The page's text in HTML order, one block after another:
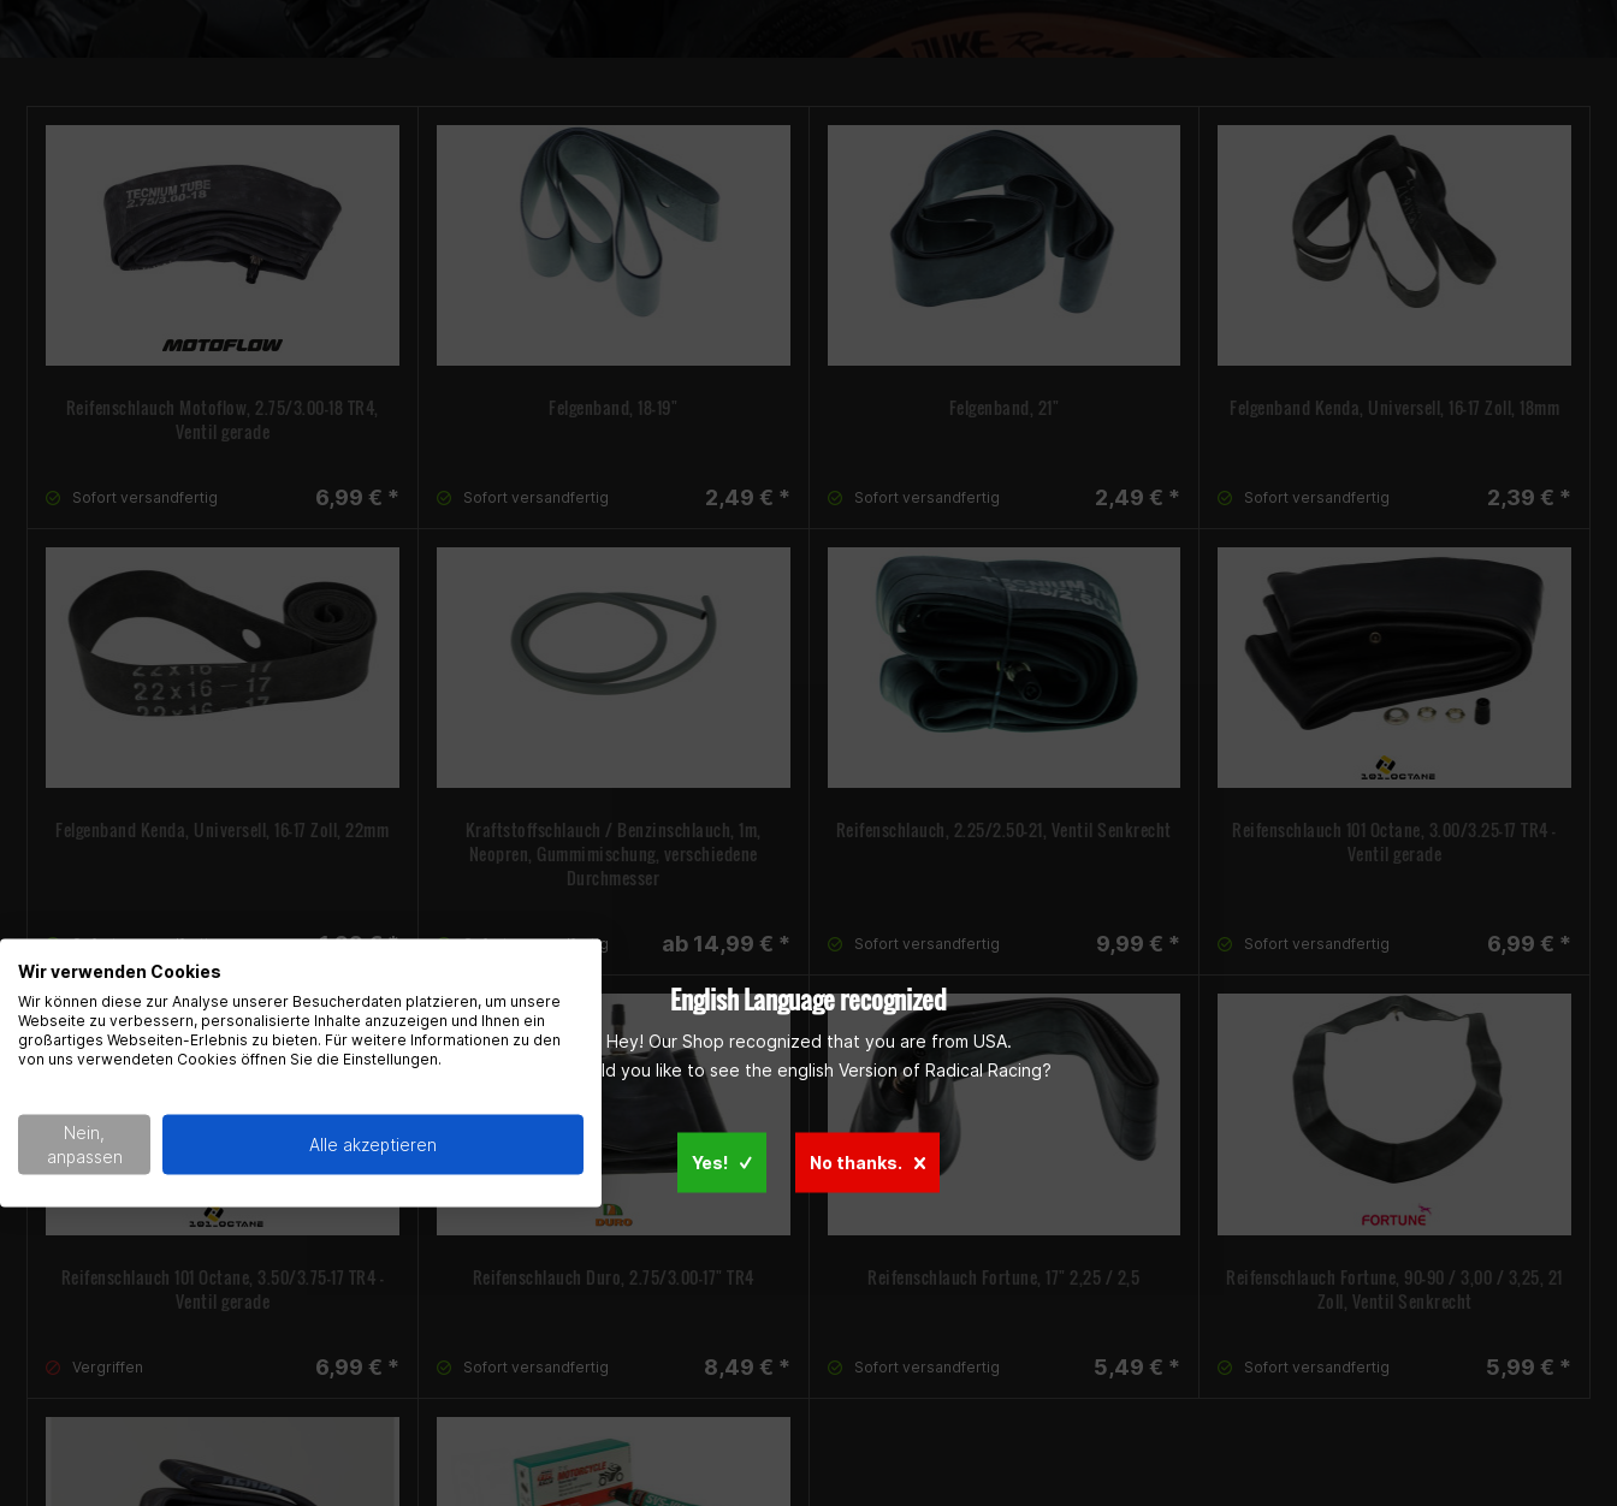
Reifenschlauch Motoflow, 2.75/3.00-18 TR4,
Ventil gerade
Sofort versandfertig 6,99 € *
Felgenband, 18-19"
Sofort versandfertig 2,49 € *
Felgenband, 21"
Sofort versandfertig 2,49 € *
Felgenband Kenda, Universell, 16-17 Zoll, 18mm
Sofort versandfertig 2,39 € *
Felgenband Kenda, Universell, 16-17 Zoll, 22mm
Sofort versandfertig 1,99 € *
Kraftstoffschlauch / Benzinschlauch, 1m,
Neopren, Gummimischung, verschiedene
Durchmesser
Sofort versandfertig ab 14,99 € *
Reifenschlauch, 2.25/2.50-21, Ventil Senkrecht
Sofort versandfertig 9,99 € *
Reifenschlauch 101 Octane, 3.00/3.25-17 TR4 -
Ventil gerade
Sofort versandfertig 6,99 € *
Reifenschlauch 101 Octane, 3.50/3.75-17 TR4 -
Ventil gerade
Vergriffen 6,99 € *
Reifenschlauch Duro, 2.75/3.00-17" TR4
Sofort versandfertig 8,49 € *
Reifenschlauch Fortune, 17" 2,25 / 2,5
Sofort versandfertig 5,49 € *
Reifenschlauch Fortune, 90-90 / 3,00 / 3,25, 21
Zoll, Ventil Senkrecht
Sofort versandfertig 5,99 € *
English Language recognized
Hey! Our Shop recognized that you are from USA.
Would you like to see the english Version of Radical Racing?
Yes! No thanks.
Wir verwenden Cookies
Wir können diese zur Analyse unserer Besucherdaten platzieren, um unsere
Webseite zu verbessern, personalisierte Inhalte anzuzeigen und Ihnen ein
großartiges Webseiten-Erlebnis zu bieten. Für weitere Informationen zu den
von uns verwendeten Cookies öffnen Sie die Einstellungen.
Nein,
anpassen
Alle akzeptieren